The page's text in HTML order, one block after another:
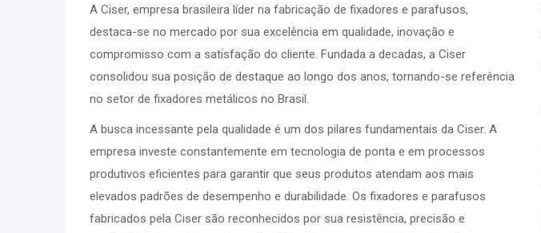
A Ciser, empresa brasileira líder na fabricação de fixadores e parafusos,
destaca-se no mercado por sua excelência em qualidade, inovação e
compromisso com a satisfação do cliente. Fundada a decadas, a Ciser
consolidou sua posição de destaque ao longo dos anos, tornando-se referência
no setor de fixadores metálicos no Brasil.
A busca incessante pela qualidade é um dos pilares fundamentais da Ciser. A
empresa investe constantemente em tecnologia de ponta e em processos
produtivos eficientes para garantir que seus produtos atendam aos mais
elevados padrões de desempenho e durabilidade. Os fixadores e parafusos
fabricados pela Ciser são reconhecidos por sua resistência, precisão e